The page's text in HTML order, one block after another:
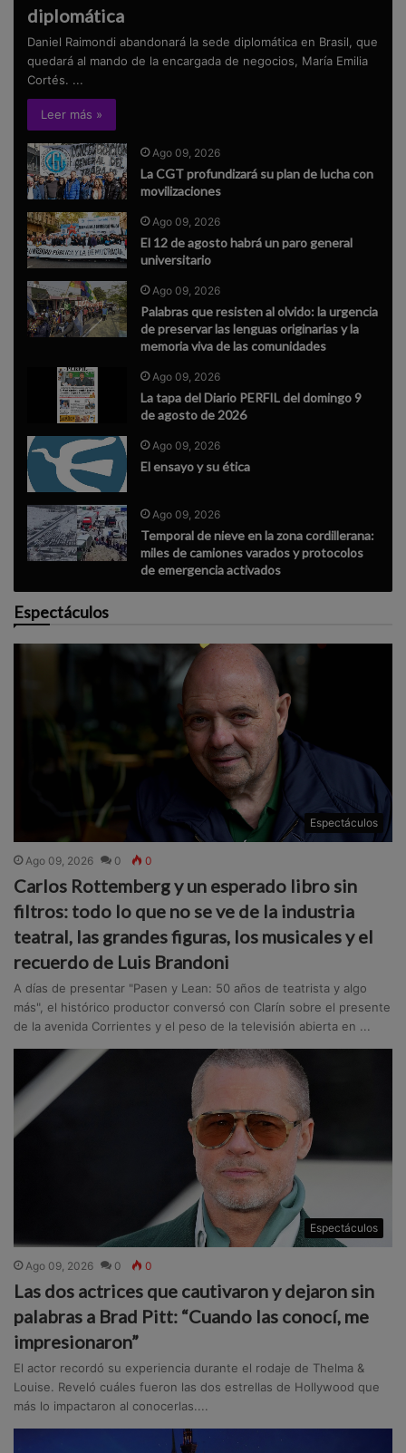
diplomática
Daniel Raimondi abandonará la sede diplomática en Brasil, que
quedará al mando de la encargada de negocios, María Emilia
Cortés. ...
Leer más »
Ago 09, 2026
La CGT profundizará su plan de lucha con
movilizaciones
Ago 09, 2026
El 12 de agosto habrá un paro general
universitario
Ago 09, 2026
Palabras que resisten al olvido: la urgencia
de preservar las lenguas originarias y la
memoria viva de las comunidades
Ago 09, 2026
La tapa del Diario PERFIL del domingo 9
de agosto de 2026
Ago 09, 2026
El ensayo y su ética
Ago 09, 2026
Temporal de nieve en la zona cordillerana:
miles de camiones varados y protocolos
de emergencia activados
Espectáculos
Espectáculos
Ago 09, 2026 0 0
Carlos Rottemberg y un esperado libro sin
filtros: todo lo que no se ve de la industria
teatral, las grandes figuras, los musicales y el
recuerdo de Luis Brandoni
A días de presentar "Pasen y Lean: 50 años de teatrista y algo
más", el histórico productor conversó con Clarín sobre el presente
de la avenida Corrientes y el peso de la televisión abierta en ...
Espectáculos
Ago 09, 2026 0 0
Las dos actrices que cautivaron y dejaron sin
palabras a Brad Pitt: “Cuando las conocí, me
impresionaron”
El actor recordó su experiencia durante el rodaje de Thelma &
Louise. Reveló cuáles fueron las dos estrellas de Hollywood que
más lo impactaron al conocerlas....